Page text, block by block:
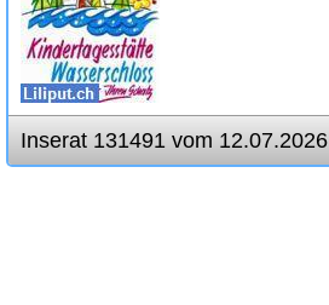
Inserat 131491 vom 12.07.2026